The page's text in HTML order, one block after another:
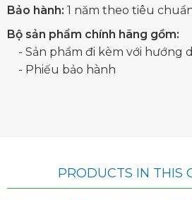
Bảo hành: 1 năm theo tiêu
Bộ sản phẩm chính hãng gồm:
- Sản phẩm đi kèm với hướng
- Phiếu bảo hành
PRODUCTS IN THIS